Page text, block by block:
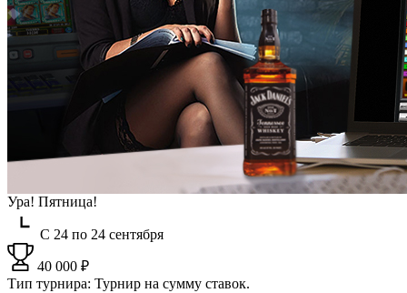
Ура! Пятница!
С 24 по 24 сентября
40 000 ₽
Тип турнира: Турнир на сумму ставок.